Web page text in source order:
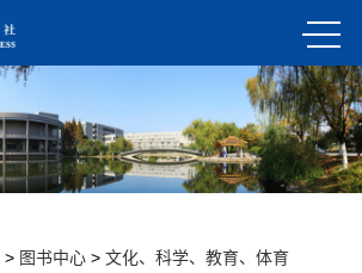
> 图书中心> 文化、科学、教育、体育